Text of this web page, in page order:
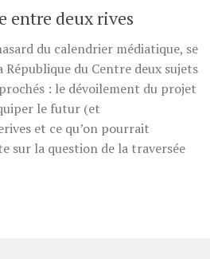
entre deux rives
du calendrier médiatique, se
République du Centre deux sujets
: le dévoilement du projet
le futur (et
et ce qu’on pourrait
sur la question de la traversée